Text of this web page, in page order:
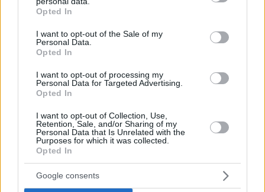
grant or deny consent to Google and its third-party tags to
use your data for below specified purposes in below Google
consent section.
Opted In
I want to opt-out of the Sale of my
Personal Data.
Opted In
I want to opt-out of processing my
Personal Data for Targeted Advertising.
Opted In
I want to opt-out of Collection, Use,
Retention, Sale, and/or Sharing of my
Personal Data that Is Unrelated with the
Purposes for which it was collected.
Opted In
Google consents
ποτε εσκασε το σουργελοζευγαρο δαυτο ?
19.06.2022, 22:28
ποιοι ειναι αυτοι οι αυγορουφητοι? ιδεα δεν εχω ,πως
ΑΠΑΝΤΗΣΗ
marie - καρδούλ@